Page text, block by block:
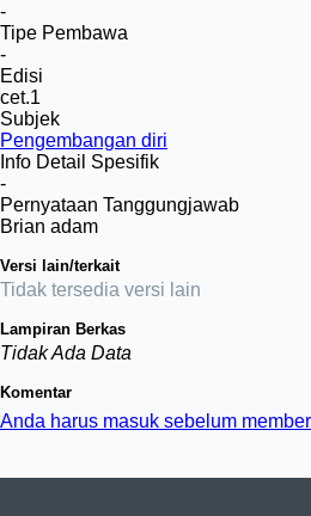
-
Tipe Pembawa
-
Edisi
cet.1
Subjek
Pengembangan diri
Info Detail Spesifik
-
Pernyataan Tanggungjawab
Brian adam
Versi lain/terkait
Tidak tersedia versi lain
Lampiran Berkas
Tidak Ada Data
Komentar
Anda harus masuk sebelum